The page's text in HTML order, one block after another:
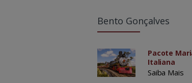
Bento Gonçalves
Pacote
Italiana
Saiba Mais